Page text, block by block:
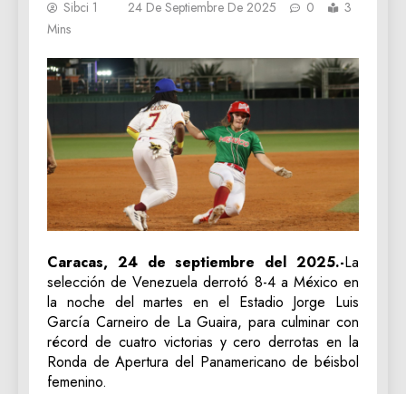
Sibci 1 24 De Septiembre De 2025 0
3
Mins
Caracas, 24 de septiembre del 2025.-La
selección de Venezuela derrotó 8-4 a México en
la noche del martes en el Estadio Jorge Luis
García Carneiro de La Guaira, para culminar con
récord de cuatro victorias y cero derrotas en la
Ronda de Apertura del Panamericano de béisbol
femenino.